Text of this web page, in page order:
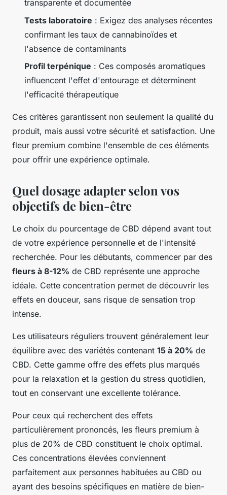
transparente et documentée
Tests laboratoire : Exigez des analyses récentes
confirmant les taux de cannabinoïdes et
l'absence de contaminants
Profil terpénique : Ces composés aromatiques
influencent l'effet d'entourage et déterminent
l'efficacité thérapeutique
Ces critères garantissent non seulement la qualité du
produit, mais aussi votre sécurité et satisfaction. Une
fleur premium combine l'ensemble de ces éléments
pour offrir une expérience optimale.
Quel dosage adapter selon vos
objectifs de bien-être
Le choix du pourcentage de CBD dépend avant tout
de votre expérience personnelle et de l'intensité
recherchée. Pour les débutants, commencer par des
fleurs à 8-12% de CBD représente une approche
idéale. Cette concentration permet de découvrir les
effets en douceur, sans risque de sensation trop
intense.
Les utilisateurs réguliers trouvent généralement leur
équilibre avec des variétés contenant 15 à 20% de
CBD. Cette gamme offre des effets plus marqués
pour la relaxation et la gestion du stress quotidien,
tout en conservant une excellente tolérance.
Pour ceux qui recherchent des effets
particulièrement prononcés, les fleurs premium à
plus de 20% de CBD constituent le choix optimal.
Ces concentrations élevées conviennent
parfaitement aux personnes habituées au CBD ou
ayant des besoins spécifiques en matière de bien-